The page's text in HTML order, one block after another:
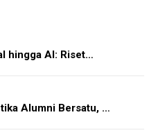
hingga AI: Riset…
Alumni Bersatu, …